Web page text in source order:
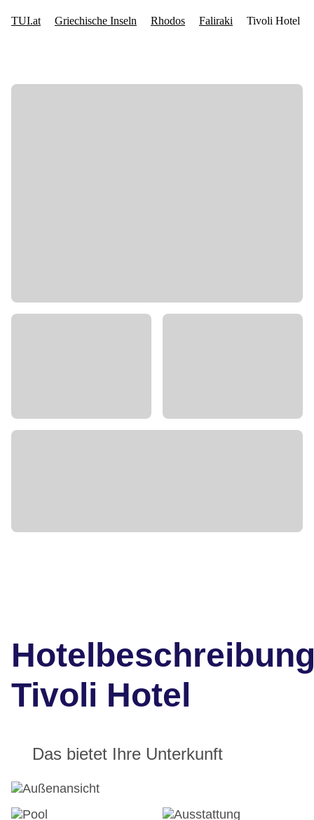
Tivoli Hotel
Das bietet Ihre Unterkunft